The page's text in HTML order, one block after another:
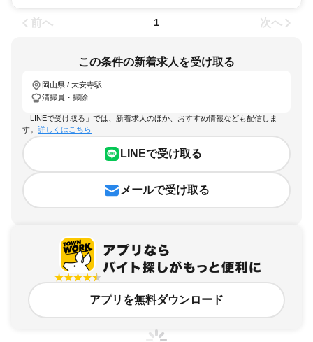
前へ 1 次へ
この条件の新着求人を受け取る
岡山県 / 大安寺駅
清掃員・掃除
「LINEで受け取る」では、新着求人のほか、おすすめ情報なども配信しま
す。 詳しくはこちら
LINEで受け取る
メールで受け取る
アプリを無料ダウンロード